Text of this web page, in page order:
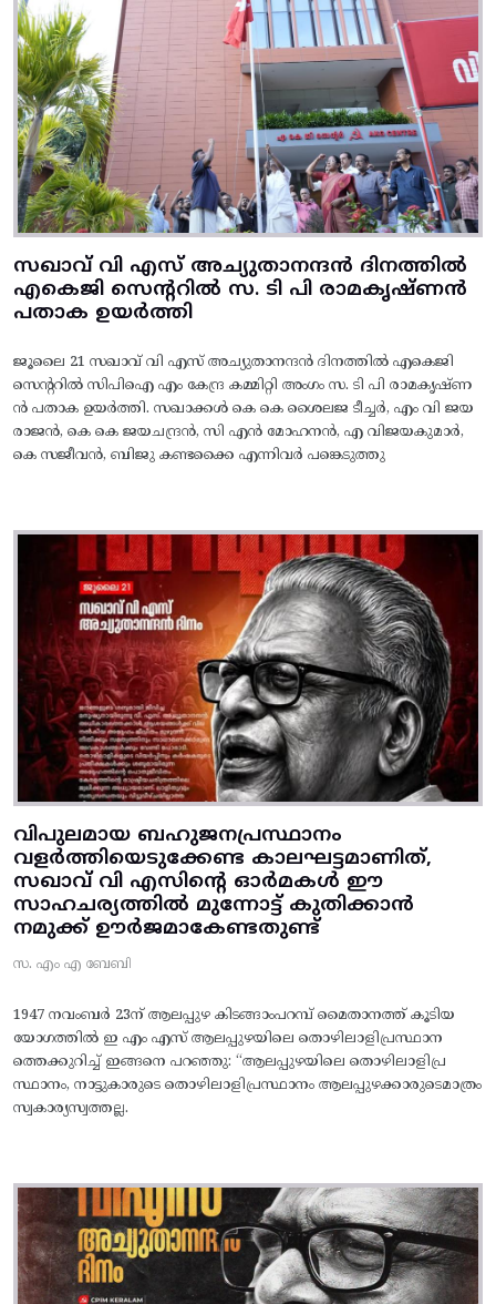
സഖാവ് വി എസ് അച്യുതാനന്ദൻ ദിനത്തിൽ
എകെജി സെന്ററിൽ സ. ടി പി രാമകൃഷ്‌ണൻ
പതാക ഉയർത്തി
ജൂലൈ 21 സഖാവ് വി എസ് അച്യുതാനന്ദൻ ദിനത്തിൽ എകെജി
സെന്ററിൽ സിപിഐ എം കേന്ദ്ര കമ്മിറ്റി അംഗം സ. ടി പി രാമകൃഷ്‌ണ
ൻ പതാക ഉയർത്തി. സഖാക്കൾ കെ കെ ശൈലജ ടീച്ചർ, എം വി ജയ
രാജൻ, കെ കെ ജയചന്ദ്രൻ, സി എൻ മോഹനൻ, എ വിജയകുമാർ,
കെ സജീവൻ, ബിജു കണ്ടക്കൈ എന്നിവർ പങ്കെടുത്തു
വിപുലമായ ബഹുജനപ്രസ്ഥാനം
വളർത്തിയെടുക്കേണ്ട കാലഘട്ടമാണിത്,
സഖാവ് വി എസിന്റെ ഓർമകൾ ഈ
സാഹചര്യത്തിൽ മുന്നോട്ട്‌ കുതിക്കാൻ
നമുക്ക് ഊർജമാകേണ്ടതുണ്ട്
സ. എം എ ബേബി
1947 നവംബർ 23ന് ആലപ്പുഴ കിടങ്ങാംപറമ്പ്‌ മൈതാനത്ത്‌ കൂടിയ
യോഗത്തിൽ ഇ എം എസ് ആലപ്പുഴയിലെ തൊഴിലാളിപ്രസ്ഥാന
ത്തെക്കുറിച്ച് ഇങ്ങനെ പറഞ്ഞു: “ആലപ്പുഴയിലെ തൊഴിലാളിപ്ര
സ്ഥാനം, നാട്ടുകാരുടെ തൊഴിലാളിപ്രസ്ഥാനം ആലപ്പുഴക്കാരുടെമാത്രം
സ്വകാര്യസ്വത്തല്ല.